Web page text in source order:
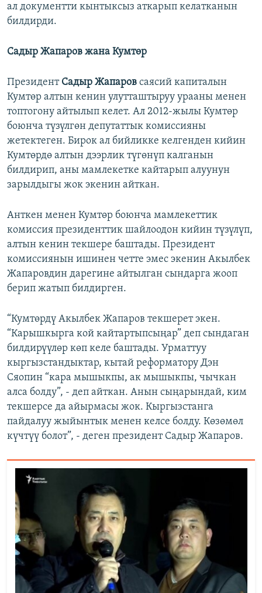
ал документти кынтыксыз аткарып келатканын
билдирди.
Садыр Жапаров жана Кумтөр
Президент Садыр Жапаров саясий капиталын
Кумтөр алтын кенин улутташтыруу урааны менен
топтогону айтылып келет. Ал 2012-жылы Кумтөр
боюнча түзүлгөн депутаттык комиссияны
жетектеген. Бирок ал бийликке келгенден кийин
Кумтөрдө алтын дээрлик түгөнүп калганын
билдирип, аны мамлекетке кайтарып алуунун
зарылдыгы жок экенин айткан.
Анткен менен Кумтөр боюнча мамлекеттик
комиссия президенттик шайлоодон кийин түзүлүп,
алтын кенин текшере баштады. Президент
комиссиянын ишинен четте эмес экенин Акылбек
Жапаровдин дарегине айтылган сындарга жооп
берип жатып билдирген.
“Кумтөрдү Акылбек Жапаров текшерет экен.
“Карышкырга кой кайтартыпсыңар” деп сындаган
билдирүүлөр көп келе баштады. Урматтуу
кыргызстандыктар, кытай реформатору Дэн
Сяопин “кара мышыкпы, ак мышыкпы, чычкан
алса болду”, - деп айткан. Анын сыңарындай, ким
текшерсе да айырмасы жок. Кыргызстанга
пайдалуу жыйынтык менен келсе болду. Көзөмөл
күчтүү болот”, - деген президент Садыр Жапаров.